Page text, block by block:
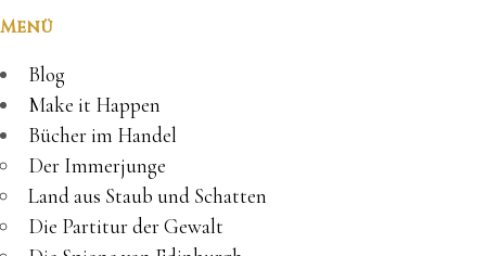
Menü
Blog
Make it Happen
Bücher im Handel
Der Immerjunge
Land aus Staub und Schatten
Die Partitur der Gewalt